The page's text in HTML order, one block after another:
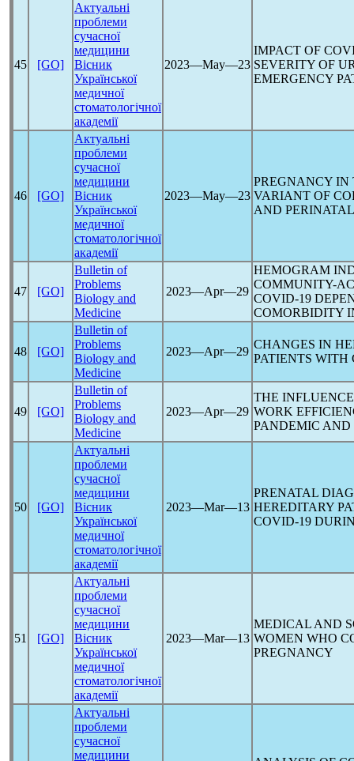
45 [GO]
Актуальні
проблеми
сучасної
медицини
Вісник
Української
медичної
стоматологічної
академії
2023―May―23
IMPACT OF
SEVERITY OF
EMERGENCY
46 [GO]
Актуальні
проблеми
сучасної
медицини
Вісник
Української
медичної
стоматологічної
академії
2023―May―23
PREGNANCY IN
VARIANT OF
AND
47 [GO]
Bulletin of
Problems
Biology and
Medicine
2023―Apr―29
HEMOGRAM
COMMUNITY-
COVID-19
COMORBIDITY
48 [GO]
Bulletin of
Problems
Biology and
Medicine
2023―Apr―29
CHANGES IN
PATIENTS WITH
49 [GO]
Bulletin of
Problems
Biology and
Medicine
2023―Apr―29
THE
WORK
PANDEMIC AND
50 [GO]
Актуальні
проблеми
сучасної
медицини
Вісник
Української
медичної
стоматологічної
академії
2023―Mar―13
PRENATAL
HEREDITARY
COVID-19
51 [GO]
Актуальні
проблеми
сучасної
медицини
Вісник
Української
медичної
стоматологічної
академії
2023―Mar―13
MEDICAL AND
WOMEN WHO
PREGNANCY
Актуальні
проблеми
сучасної
медицини